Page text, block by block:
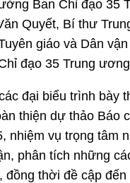
Ban Chỉ đạo 35
Quyết, Bí thư
giáo và Dân
đạo 35 Trung
đại biểu trình bày
thiện dự thảo Báo
nhiệm vụ trọng tâm
phân tích những
đồng thời đề cập